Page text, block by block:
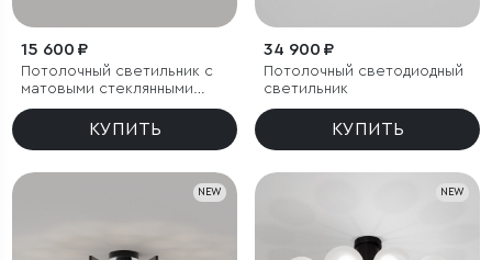
15 600 ₽
Потолочный светильник с
матовыми стеклянными
плафонами
КУПИТЬ
34 900 ₽
Потолочный светодиодный
светильник
КУПИТЬ
NEW NEW